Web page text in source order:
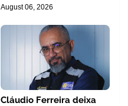
August 06, 2026
Cláudio Ferreira deixa